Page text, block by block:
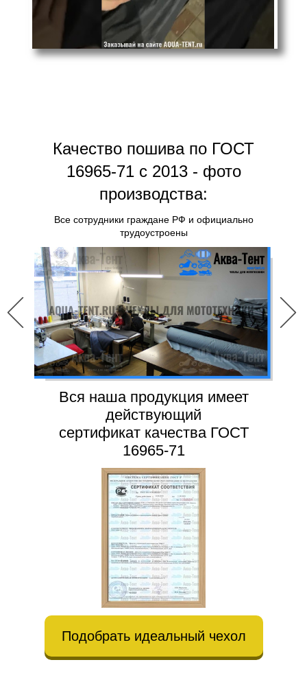
Качество пошива по ГОСТ
16965-71 с 2013 - фото
производства:
Все сотрудники граждане РФ и официально
трудоустроены
Вся наша продукция имеет
действующий
сертификат качества ГОСТ
16965-71
Подобрать идеальный чехол